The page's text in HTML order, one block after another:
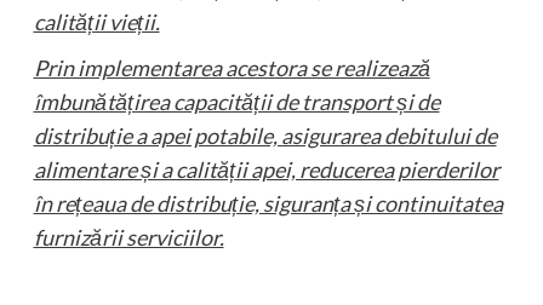
calității vieții.
Prin implementarea acestora se realizează
îmbunătățirea capacității de transport și de
distribuție a apei potabile, asigurarea debitului de
alimentare și a calității apei, reducerea pierderilor
în rețeaua de distribuție, siguranța și continuitatea
furnizării serviciilor.